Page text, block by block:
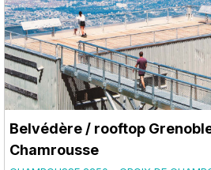
Belvédère / rooftop
Chamrousse